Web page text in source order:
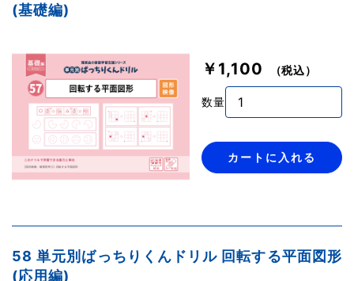
(基礎編)
￥1,100 （税込）
数量
カートに入れる
58 単元別ばっちりくんドリル 回転する平面図形
(応用編)